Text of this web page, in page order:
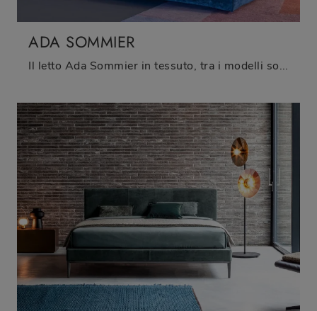
ADA SOMMIER
Il letto Ada Sommier in tessuto, tra i modelli sommier matrimoniali moderni di Twils, è pensato per garantirti il riposo migliore.